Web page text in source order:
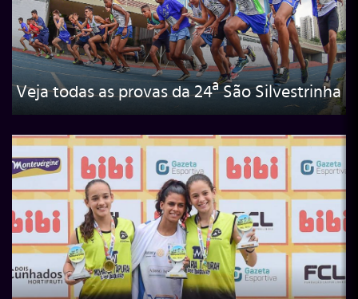
Veja todas as provas da 24ª São Silvestrinha